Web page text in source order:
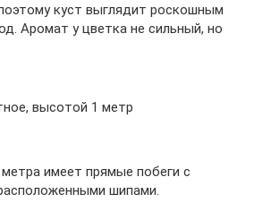
куст выглядит роскошным
Аромат у цветка не сильный, но
высотой 1 метр
имеет прямые побеги с
шипами.